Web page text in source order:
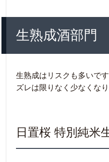
生熟成酒部門
生熟成はリスクも多いで
ズレは限りなく少なくなり
日置桜 特別純米